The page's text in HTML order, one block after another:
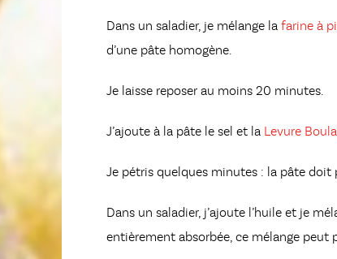
Dans un saladier, je mélange la farine à
d’une pâte homogène.
Je laisse reposer au moins 20 minutes.
J’ajoute à la pâte le sel et la Levure
Je pétris quelques minutes : la pâte doit
Dans un saladier, j’ajoute l’huile et je
entièrement absorbée, ce mélange peut